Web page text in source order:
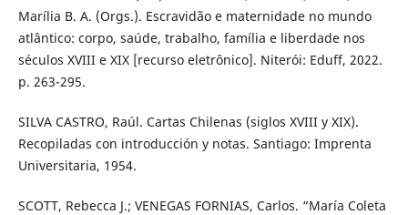
Marília B. A. (Orgs.). Escravidão e maternidade no mundo
atlântico: corpo, saúde, trabalho, família e liberdade nos
séculos XVIII e XIX [recurso eletrônico]. Niterói: Eduff, 2022.
p. 263-295.
SILVA CASTRO, Raúl. Cartas Chilenas (siglos XVIII y XIX).
Recopiladas con introducción y notas. Santiago: Imprenta
Universitaria, 1954.
SCOTT, Rebecca J.; VENEGAS FORNIAS, Carlos. “María Coleta